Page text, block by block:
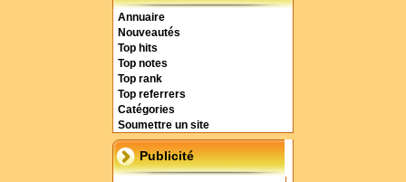
Annuaire
Nouveautés
Top hits
Top notes
Top rank
Top referrers
Catégories
Soumettre un site
Publicité